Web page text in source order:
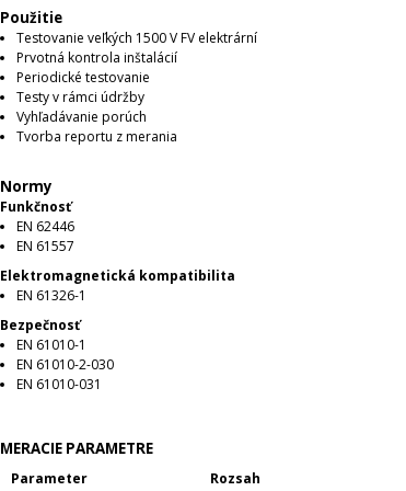
Použitie
Testovanie veľkých 1500 V FV elektrární
Prvotná kontrola inštalácií
Periodické testovanie
Testy v rámci údržby
Vyhľadávanie porúch
Tvorba reportu z merania
Normy
Funkčnosť
EN 62446
EN 61557
Elektromagnetická kompatibilita
EN 61326-1
Bezpečnosť
EN 61010-1
EN 61010-2-030
EN 61010-031
MERACIE PARAMETRE
Parameter Rozsah